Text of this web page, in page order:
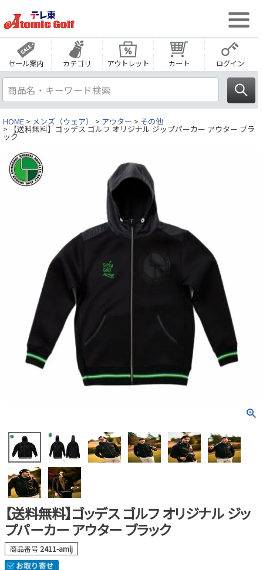
セール案内 カテゴリ アウトレット カート ログイン
HOME メンズ（ウェア） アウター その他
【送料無料】ゴッデス ゴルフ オリジナル ジップパーカー アウター ブラ
ック
【送料無料】ゴッデス ゴルフ オリジナル ジッ
プパーカー アウター ブラック
商品番号 2411-amlj